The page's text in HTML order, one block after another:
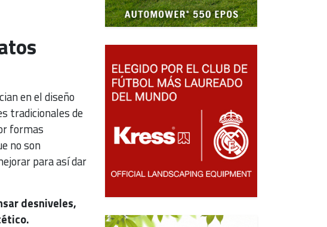
en el diseño
tradicionales de
formas
no son
para así dar
desniveles,